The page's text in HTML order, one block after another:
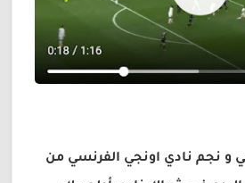
و نجم نادي اونجي الفرنسي من